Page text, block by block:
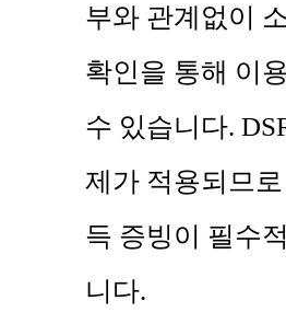
부와 관계없이
확인을 통해 이
수 있습니다.
제가 적용되므로
득 증빙이 필수
니다.